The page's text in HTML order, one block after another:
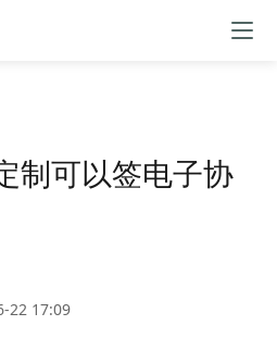
制可以签电子协
22 17:09